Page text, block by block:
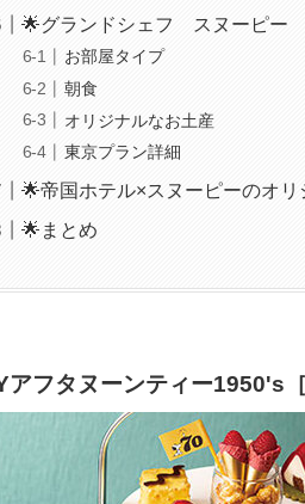
🌟グランドシェフ スヌーピー
お部屋タイプ
朝食
オリジナルなお土産
東京プラン詳細
🌟帝国ホテル×スヌーピーのオリ
🌟まとめ
フタヌーンティー1950's